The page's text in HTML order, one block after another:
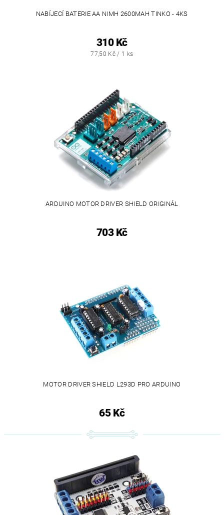
NABÍJECÍ BATERIE AA NIMH 2600MAH TINKO - 4KS
310 Kč
77,50 Kč / 1 ks
ARDUINO MOTOR DRIVER SHIELD ORIGINÁL
703 Kč
MOTOR DRIVER SHIELD L293D PRO ARDUINO
65 Kč